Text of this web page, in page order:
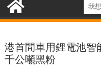
港首間車用鋰電池
千公噸黑粉